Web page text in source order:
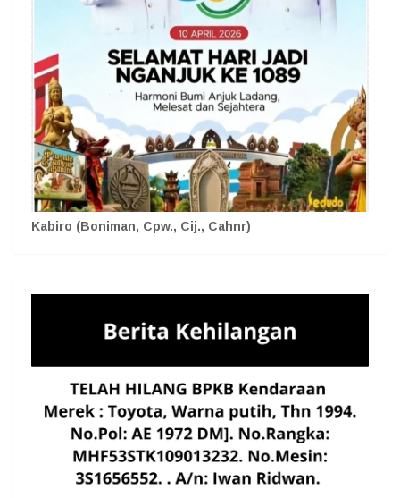
Kabiro (Boniman, Cpw., Cij., Cahnr)